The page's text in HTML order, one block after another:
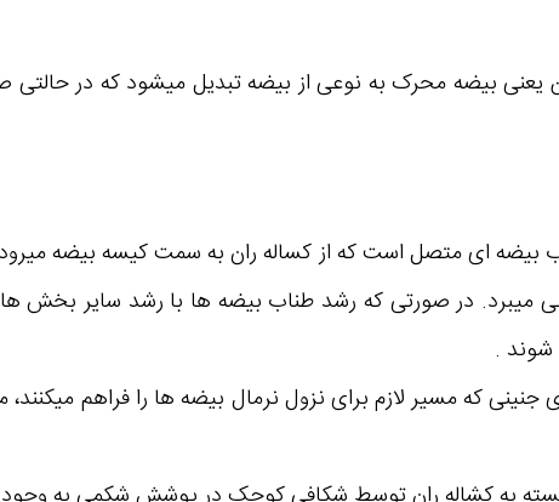
یعنی بیضه محرک به نوعی از بیضه تبدیل میشود که در
بیضه ای متصل است که از کساله ران به سمت کیسه بیضه
میبرد. در صورتی که رشد طناب بیضه ها با رشد سایر بخش
شوند .
جنینی که مسیر لازم برای نزول نرمال بیضه ها را فراهم
به کشاله ران توسط شکافی کوچک در پوشش شکمی به وجود